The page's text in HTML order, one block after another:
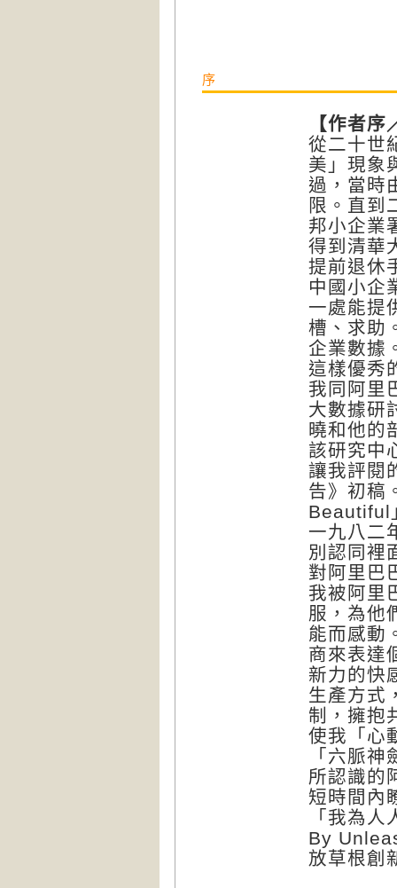
序
【作者序
從二十世
美」現象
過，當時
限。直到
邦小企業
得到清華
提前退休
中國小企
一處能提
槽、求助
企業數據
這樣優秀
我同阿里
大數據研
曉和他的
該研究中
讓我評閱
告》初稿
Beautiful
一九八二
別認同裡
對阿里巴
我被阿里
服，為他
能而感動
商來表達
新力的快
生產方式
制，擁抱
使我「心
「六脈
所認識的
短時間內
「我為
By
放草根創